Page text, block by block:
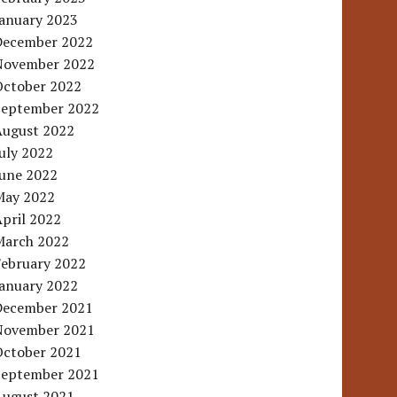
2023
2022
2022
2022
2022
2022
2022
2022
2022
2022
2022
2022
2022
2021
2021
2021
2021